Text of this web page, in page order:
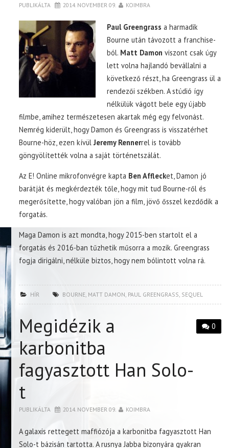
PUBLIKÁLTA 2014. NOVEMBER 09. KOIMBRA
Paul Greengrass a harmadik
Bourne után távozott a franchise-
ból. Matt Damon viszont csak úgy
lett volna hajlandó bevállalni a
következő részt, ha Greengrass ül a
rendezői székben. A stúdió így
nélkülük vágott bele egy újabb
filmbe, amihez természetesen akartak még egy felvonást.
Nemrég kiderült, hogy Damon és Greengrass is visszatérhet
Bourne-höz, ezen kívülJeremy Rennerrel is tovább
göngyölítették volna a saját történetszálát.
Az E! Online mikrofonvégre kapta Ben Afflecket, Damon jó
barátját és megkérdezték tőle, hogy mit tud Bourne-ről és
megerősítette, hogy valóban jön a film, jövő ősszel kezdődik a
forgatás.
Maga Damon is azt mondta, hogy 2015-ben startolt el a
forgatás és 2016-ban tűzhetik műsorra a mozik. Greengrass
fogja dirigálni, nélküle biztos, hogy nem bólintott volna rá.
HÍR BOURNE MATT DAMON PAUL GREENGRASS SEQUEL
0
Megidézik a
karbonitba
fagyasztott Han Solo-
t
PUBLIKÁLTA 2014. NOVEMBER 09. KOIMBRA
A galaxis rettegett maffiózója a karbonitba fagyasztott Han
Solo-t bázisán tartotta. A rusnya Jabba bizonyára gyakran